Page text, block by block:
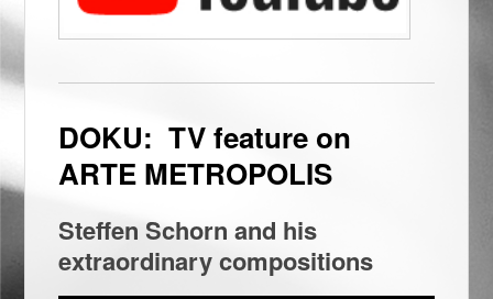
DOKU: TV feature on
ARTE METROPOLIS
Steffen Schorn and his
extraordinary compositions